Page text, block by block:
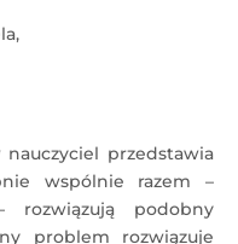
przedstawia
wspólnie razem –
rozwiązują podobny
problem rozwiązuje